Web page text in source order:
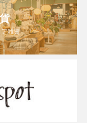
ア雑貨